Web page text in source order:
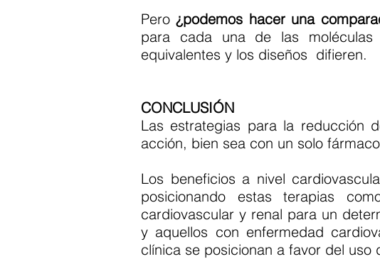
Pero¿podemos hacer una
para cada una de las
equivalentes y los diseños difieren.
CONCLUSIÓN
Las estrategias para la reducción
acción, bien sea con un solo
Los beneficios a nivel
posicionando estas terapias
cardiovascular y renal para un
y aquellos con enfermedad
clínica se posicionan a favor del uso